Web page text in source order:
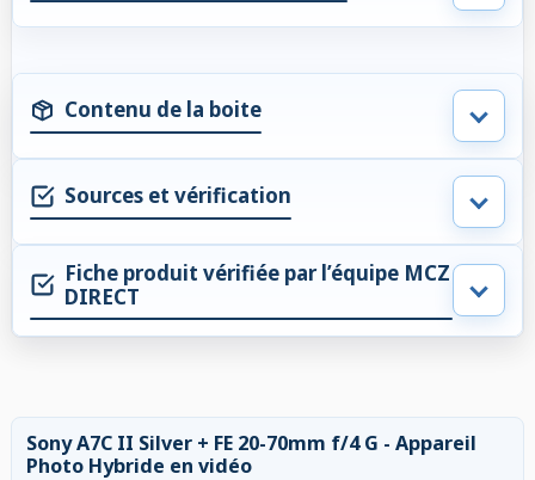
Contenu de la boite
Sources et vérification
Fiche produit vérifiée par l’équipe MCZ
DIRECT
Sony A7C II Silver + FE 20-70mm f/4 G - Appareil
Photo Hybride en vidéo